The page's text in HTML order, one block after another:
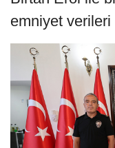
emniyet verileri